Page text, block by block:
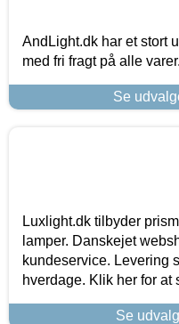
AndLight.dk har et stort
med fri fragt på alle
Se
Luxlight.dk tilbyder
lamper. Danskejet
kundeservice. Levering
hverdage. Klik her for at
Se